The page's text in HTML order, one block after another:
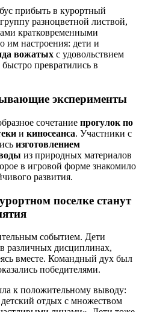
прибыть в курортный
разноцветной листвой,
кратковременными
им настроения: дети и
вожатых с удовольствием
превратились в
эксперименты
сочетание прогулок по
и киносеанса. Участники с
изготовлением
из природных материалов
в игровой форме знакомило
развития.
поселке станут
событием. Дети
различных дисциплинах,
вместе. Командный дух был
победителями.
к положительному выводу:
отдых с множеством